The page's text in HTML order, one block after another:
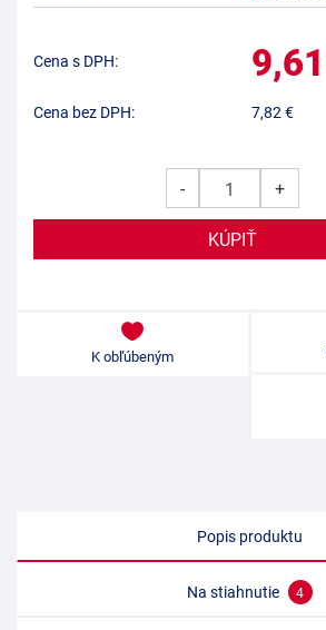
Cena s DPH: 9,61
Cena bez DPH: 7,82€
- +
K obľúbeným
Popis produktu
Na stiahnutie 4